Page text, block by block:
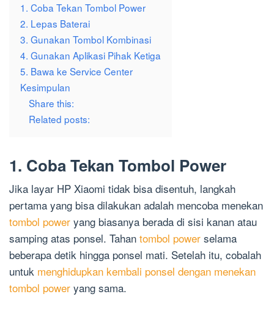
1. Coba Tekan Tombol Power
2. Lepas Baterai
3. Gunakan Tombol Kombinasi
4. Gunakan Aplikasi Pihak Ketiga
5. Bawa ke Service Center
Kesimpulan
Share this:
Related posts:
1. Coba Tekan Tombol Power
Jika layar HP Xiaomi tidak bisa disentuh, langkah
pertama yang bisa dilakukan adalah mencoba menekan
tombol power yang biasanya berada di sisi kanan atau
samping atas ponsel. Tahan tombol power selama
beberapa detik hingga ponsel mati. Setelah itu, cobalah
untuk menghidupkan kembali ponsel dengan menekan
tombol power yang sama.